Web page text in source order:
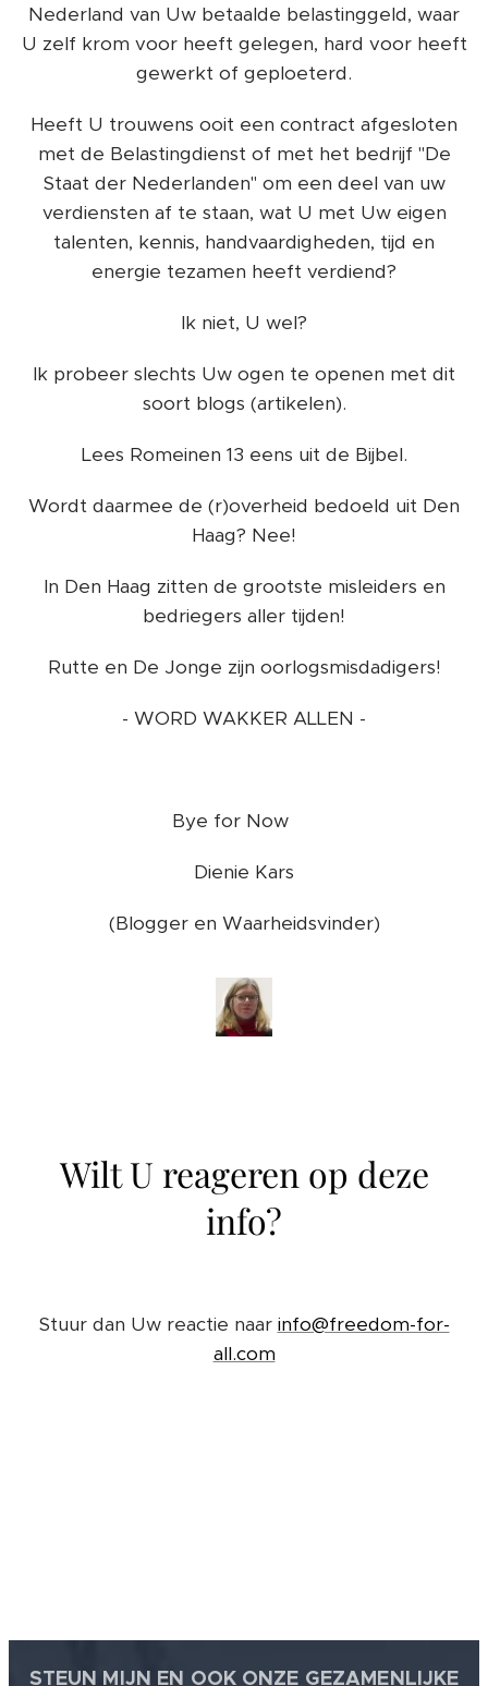
Nederland van Uw betaalde belastinggeld, waar
U zelf krom voor heeft gelegen, hard voor heeft
gewerkt of geploeterd.
Heeft U trouwens ooit een contract afgesloten
met de Belastingdienst of met het bedrijf "De
Staat der Nederlanden" om een deel van uw
verdiensten af te staan, wat U met Uw eigen
talenten, kennis, handvaardigheden, tijd en
energie tezamen heeft verdiend?
Ik niet, U wel?
Ik probeer slechts Uw ogen te openen met dit
soort blogs (artikelen).
Lees Romeinen 13 eens uit de Bijbel.
Wordt daarmee de (r)overheid bedoeld uit Den
Haag? Nee!
In Den Haag zitten de grootste misleiders en
bedriegers aller tijden!
Rutte en De Jonge zijn oorlogsmisdadigers!
- WORD WAKKER ALLEN -
Bye for Now ❤️
Dienie Kars
(Blogger en Waarheidsvinder)
Wilt U reageren op deze
info?
Stuur dan Uw reactie naar info@freedom-for-
all.com
STEUN MIJN EN OOK ONZE GEZAMENLIJKE